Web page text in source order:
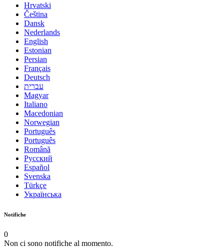
Hrvatski
Čeština
Dansk
Nederlands
English
Estonian
Persian
Français
Deutsch
עברית
Magyar
Italiano
Macedonian
Norwegian
Português
Português
Română
Русский
Español
Svenska
Türkçe
Українська
Notifiche
0
Non ci sono notifiche al momento.